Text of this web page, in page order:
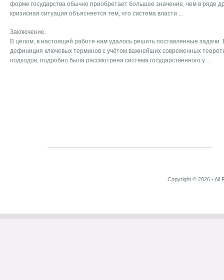
форме государства обычно приобретает большее значение, чем в ряде
кризисная ситуация объясняется тем, что система власти ...
Заключение.
В целом, в настоящей работе нам удалось решить поставленные задачи.
дефиниция ключевых терминов с учётом важнейших современных
подходов, подробно была рассмотрена система государственного у ...
Copyright © 2026 - All